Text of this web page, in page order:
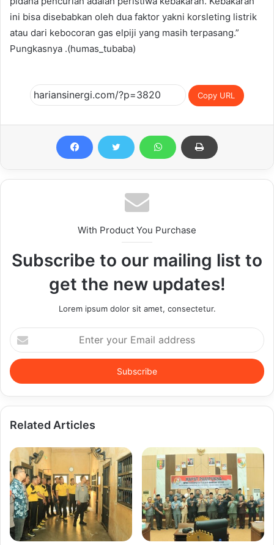
ini bisa disebabkan oleh dua faktor yakni korsleting listrik
atau dari kebocoran gas elpiji yang masih terpasang.”
Pungkasnya .(humas_tubaba)
Copy URL
With Product You Purchase
Subscribe to our mailing list to
get the new updates!
Lorem ipsum dolor sit amet, consectetur.
Enter
your
Email
address
Related Articles